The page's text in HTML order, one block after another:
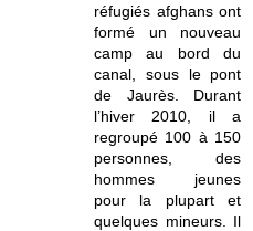
réfugiés afghans ont
formé un nouveau
camp au bord du
canal, sous le pont
de Jaurès. Durant
l’hiver 2010, il a
regroupé 100 à 150
personnes, des
hommes jeunes
pour la plupart et
quelques mineurs. Il